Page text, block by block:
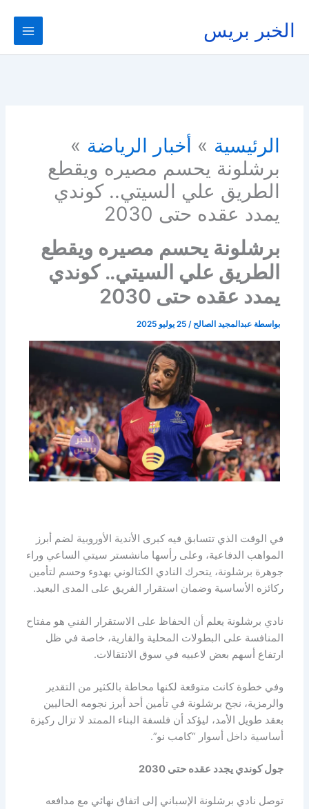
المحتوى
الخبر بريس
الرئيسية
أخبار الرياضة
برشلونة يحسم مصيره ويقطع
الطريق علي السيتي.. كوندي
يمدد عقده حتى 2030
برشلونة يحسم مصيره ويقطع
الطريق علي السيتي.. كوندي
يمدد عقده حتى 2030
بواسطة عبدالمجيد الصالح/25 يوليو 2025
في الوقت الذي تتسابق فيه كبرى الأندية الأوروبية لضم أبرز
المواهب الدفاعية، وعلى رأسها مانشستر سيتي الساعي وراء
جوهرة برشلونة، يتحرك النادي الكتالوني بهدوء وحسم لتأمين
ركائزه الأساسية وضمان استقرار الفريق على المدى البعيد.
نادي برشلونة يعلم أن الحفاظ على الاستقرار الفني هو مفتاح
المنافسة على البطولات المحلية والقارية، خاصة في ظل
ارتفاع أسهم بعض لاعبيه في سوق الانتقالات.
وفي خطوة كانت متوقعة لكنها محاطة بالكثير من التقدير
والرمزية، نجح برشلونة في تأمين أحد أبرز نجومه الحاليين
بعقد طويل الأمد، ليؤكد أن فلسفة البناء الممتد لا تزال ركيزة
أساسية داخل أسوار “كامب نو”.
جول كوندي يجدد عقده حتى 2030
توصل نادي برشلونة الإسباني إلى اتفاق نهائي مع مدافعه